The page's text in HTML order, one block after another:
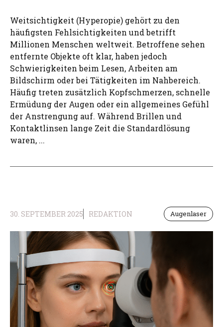
Weitsichtigkeit (Hyperopie) gehört zu den
häufigsten Fehlsichtigkeiten und betrifft
Millionen Menschen weltweit. Betroffene sehen
entfernte Objekte oft klar, haben jedoch
Schwierigkeiten beim Lesen, Arbeiten am
Bildschirm oder bei Tätigkeiten im Nahbereich.
Häufig treten zusätzlich Kopfschmerzen, schnelle
Ermüdung der Augen oder ein allgemeines Gefühl
der Anstrengung auf. Während Brillen und
Kontaktlinsen lange Zeit die Standardlösung
waren, ...
30. SEPTEMBER 2025 REDAKTION Augenlaser